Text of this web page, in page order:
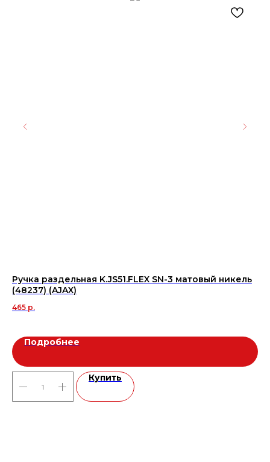
Ручка раздельная K.JS51.FLEX SN-3 матовый никель
(48237) (AJAX)
465 р.
Подробнее
Купить